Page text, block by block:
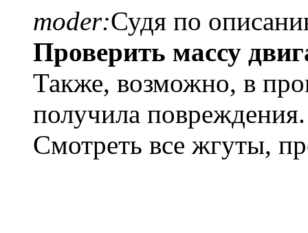
moder:Судя по
Проверить массу
Также, возможно, в
получила повреждения.
Смотреть все жгуты,